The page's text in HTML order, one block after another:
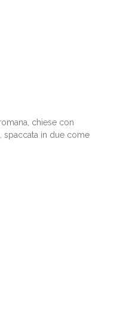
chiese con
spaccata in due come